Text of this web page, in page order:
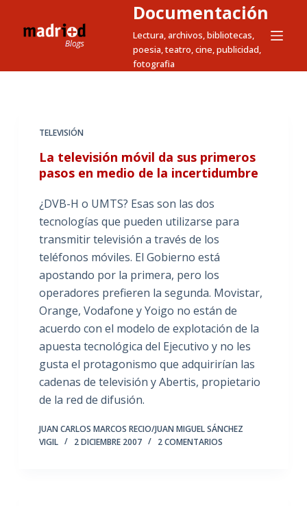
t
Documentación
Lectura, archivos, bibliotecas,
poesia, teatro, cine, publicidad,
fotografia
TELEVISIÓN
La televisión móvil da sus primeros
pasos en medio de la incertidumbre
¿DVB-H o UMTS? Esas son las dos
tecnologías que pueden utilizarse para
transmitir televisión a través de los
teléfonos móviles. El Gobierno está
apostando por la primera, pero los
operadores prefieren la segunda. Movistar,
Orange, Vodafone y Yoigo no están de
acuerdo con el modelo de explotación de la
apuesta tecnológica del Ejecutivo y no les
gusta el protagonismo que adquirirían las
cadenas de televisión y Abertis, propietario
de la red de difusión.
JUAN CARLOS MARCOS RECIO/JUAN MIGUEL SÁNCHEZ
VIGIL
2 DICIEMBRE 2007 2 COMENTARIOS